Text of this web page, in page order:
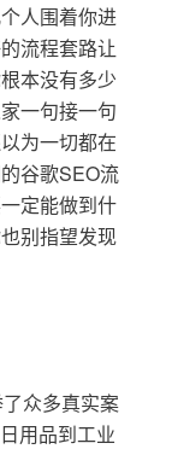
人围着你进
流程套路让
本没有多少
一句接一句
为一切都在
谷歌SEO流
定能做到什
别指望发现
众多真实案
用品到工业